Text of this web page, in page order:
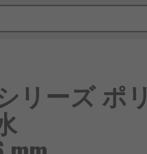
リーズ ポリ